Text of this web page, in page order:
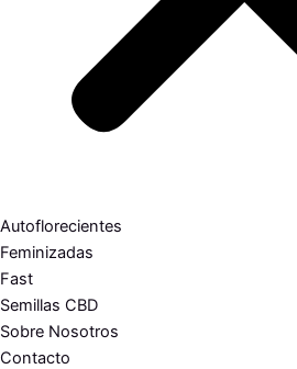
Autoflorecientes
Feminizadas
Fast
Semillas CBD
Sobre Nosotros
Contacto